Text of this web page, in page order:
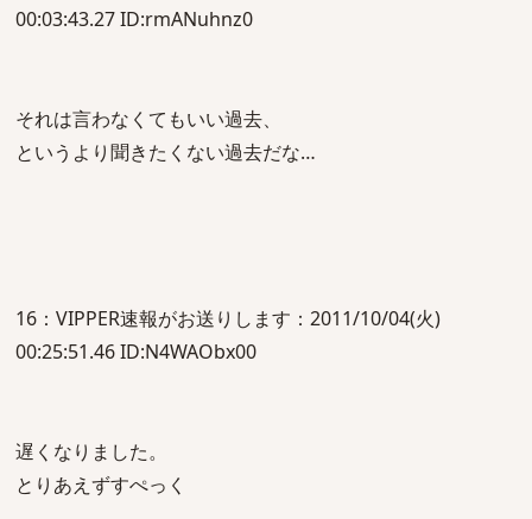
00:03:43.27 ID:rmANuhnz0
それは言わなくてもいい過去、
というより聞きたくない過去だな…
16：VIPPER速報がお送りします：2011/10/04(火)
00:25:51.46 ID:N4WAObx00
遅くなりました。
とりあえずすぺっく